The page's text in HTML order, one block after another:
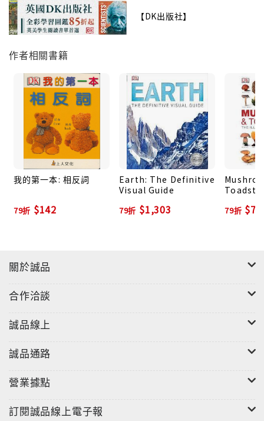
photography, intriguing history, and fascinating
real-life stories, Jewel is the most sumptuous
perfect gift for anyone looking for a little
glamour.
【DK出版社】
作者相關書籍
我的第一本: 相反詞
79折 $142
Earth: The Definitive
Visual Guide
79折 $1,303 79折
關於誠品
合作洽談
誠品線上
誠品通路
營業據點
訂閱誠品線上電子報